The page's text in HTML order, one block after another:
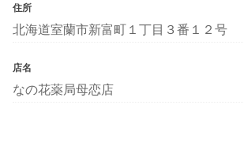
住所
北海道室蘭市新富町１丁目３番１２号
店名
なの花薬局母恋店